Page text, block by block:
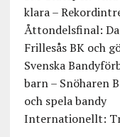
klara –
Åttondelsfinal:
Frillesås BK och
Svenska
barn – Snöharen
och spela bandy
Internationellt: